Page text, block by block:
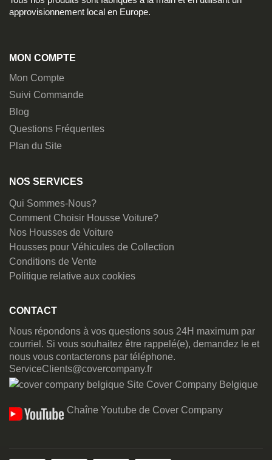
approvisionnement local en Europe.
MON COMPTE
Mon Compte
Suivi Commande
Blog
Questions Fréquentes
Plan du Site
NOS SERVICES
Qui Sommes-Nous?
Comment Choisir Housse Voiture?
Nos Housses de Voiture
Housses pour Véhicules de Collection
Conditions de Vente
Politique relative aux cookies
CONTACT
Nous répondons à vos questions sous 24H maximum par
courriel. Si vous souhaitez être rappelé(e), demandez le et
nous vous contacterons par téléphone.
ServiceClients@covercompany.fr
Site Cover Company Belgique
Chaîne Youtube de Cover Company